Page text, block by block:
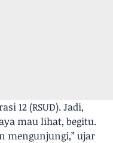
12 (RSUD). Jadi,
mau lihat, begitu.
mengunjungi,” ujar